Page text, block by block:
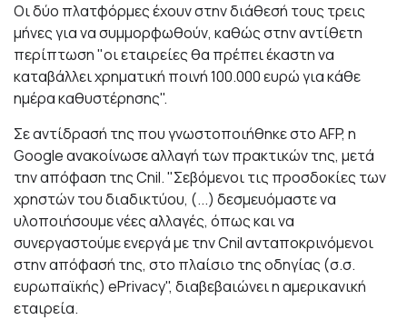
Οι δύο πλατφόρμες έχουν στην διάθεσή τους τρεις
μήνες για να συμμορφωθούν, καθώς στην αντίθετη
περίπτωση "οι εταιρείες θα πρέπει έκαστη να
καταβάλλει χρηματική ποινή 100.000 ευρώ για κάθε
ημέρα καθυστέρησης".
Σε αντίδρασή της που γνωστοποιήθηκε στο AFP, η
Google ανακοίνωσε αλλαγή των πρακτικών της, μετά
την απόφαση της Cnil. "Σεβόμενοι τις προσδοκίες των
χρηστών του διαδικτύου, (...) δεσμευόμαστε να
υλοποιήσουμε νέες αλλαγές, όπως και να
συνεργαστούμε ενεργά με την Cnil ανταποκρινόμενοι
στην απόφασή της, στο πλαίσιο της οδηγίας (σ.σ.
ευρωπαϊκής) ePrivacy", διαβεβαιώνει η αμερικανική
εταιρεία.